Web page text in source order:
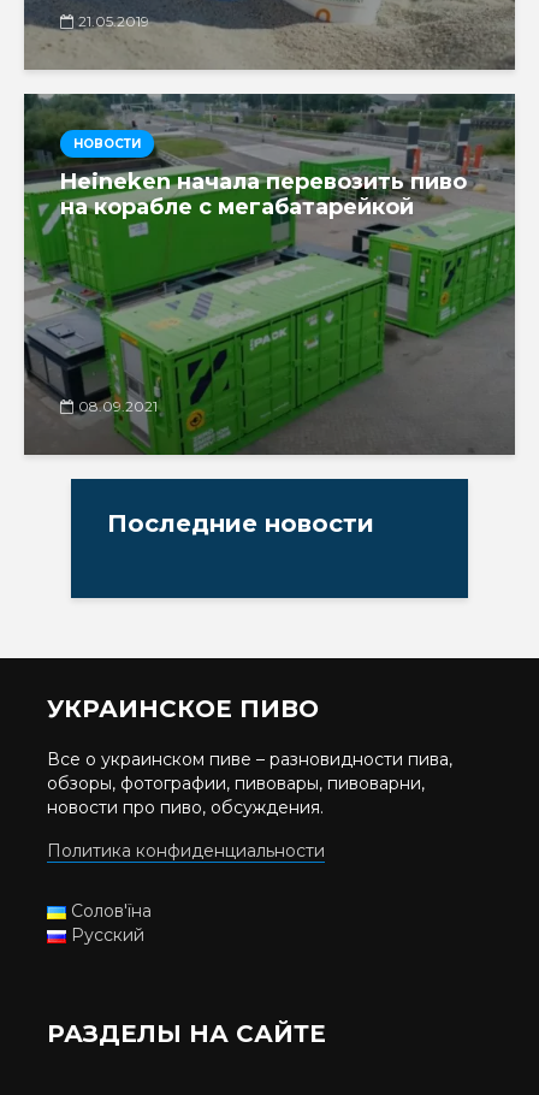
21.05.2019
НОВОСТИ
Heineken начала перевозить пиво
на корабле с мегабатарейкой
08.09.2021
Последние новости
УКРАИНСКОЕ ПИВО
Все о украинском пиве – разновидности пива,
обзоры, фотографии, пивовары, пивоварни,
новости про пиво, обсуждения.
Политика конфиденциальности
Солов'їна
Русский
РАЗДЕЛЫ НА САЙТЕ